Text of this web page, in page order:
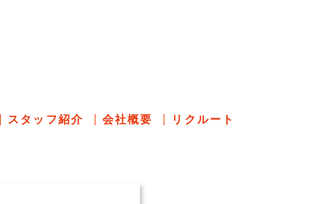
スタッフ紹介 会社概要 リクルート